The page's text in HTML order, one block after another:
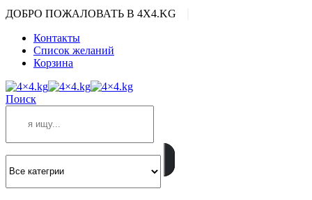
ДОБРО ПОЖАЛОВАТЬ В 4X4.KG
Контакты
Список желаний
Корзина
Поиск